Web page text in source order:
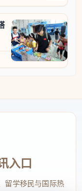
入口
留学移民与国际热